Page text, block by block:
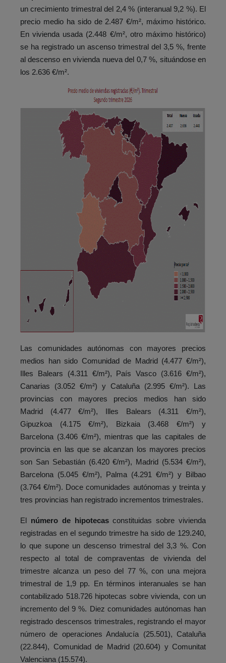
un crecimiento trimestral del 2,4 % (interanual 9,2 %). El
precio medio ha sido de 2.487 €/m², máximo histórico.
En vivienda usada (2.448 €/m², otro máximo histórico)
se ha registrado un ascenso trimestral del 3,5 %, frente
al descenso en vivienda nueva del 0,7 %, situándose en
los 2.636 €/m².
Las comunidades autónomas con mayores precios
medios han sido Comunidad de Madrid (4.477 €/m²),
Illes Balears (4.311 €/m²), País Vasco (3.616 €/m²),
Canarias (3.052 €/m²) y Cataluña (2.995 €/m²). Las
provincias con mayores precios medios han sido
Madrid (4.477 €/m²), Illes Balears (4.311 €/m²),
Gipuzkoa (4.175 €/m²), Bizkaia (3.468 €/m²) y
Barcelona (3.406 €/m²), mientras que las capitales de
provincia en las que se alcanzan los mayores precios
son San Sebastián (6.420 €/m²), Madrid (5.534 €/m²),
Barcelona (5.045 €/m²), Palma (4.291 €/m²) y Bilbao
(3.764 €/m²). Doce comunidades autónomas y treinta y
tres provincias han registrado incrementos trimestrales.
El número de hipotecasconstituidas sobre vivienda
registradas en el segundo trimestre ha sido de 129.240,
lo que supone un descenso trimestral del 3,3 %. Con
respecto al total de compraventas de vivienda del
trimestre alcanza un peso del 77 %, con una mejora
trimestral de 1,9 pp. En términos interanuales se han
contabilizado 518.726 hipotecas sobre vivienda, con un
incremento del 9 %. Diez comunidades autónomas han
registrado descensos trimestrales, registrando el mayor
número de operaciones Andalucía (25.501), Cataluña
(22.844), Comunidad de Madrid (20.604) y Comunitat
Valenciana (15.574).